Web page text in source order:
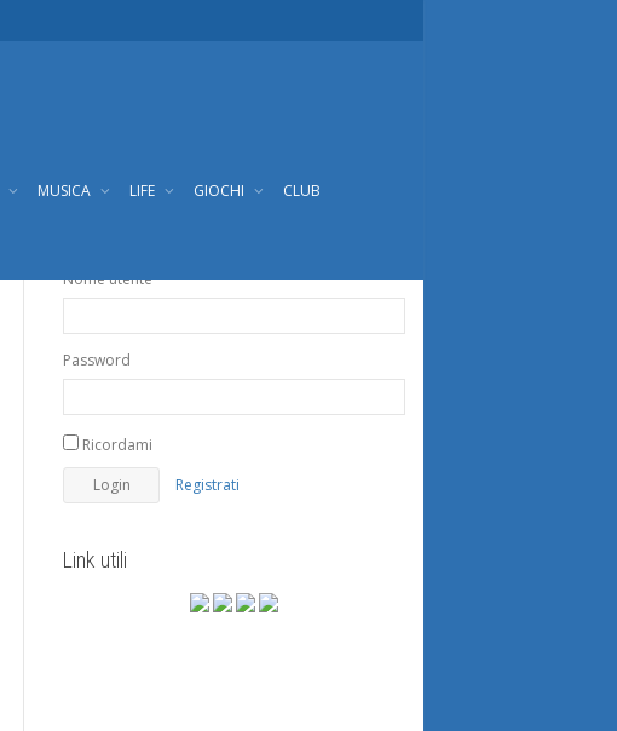
MUSICA LIFE GIOCHI CLUB
Nome utente
Password
Ricordami
Registrati
Link utili